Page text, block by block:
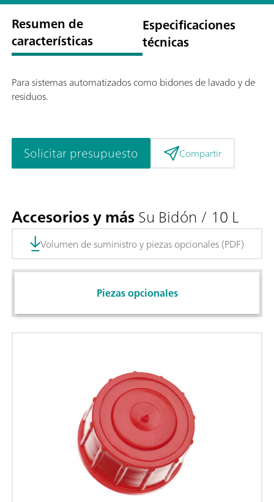
Resumen de
características
Especificaciones
técnicas
Para sistemas automatizados como bidones de lavado y de
residuos.
Solicitar presupuesto Compartir
Accesorios y másSu Bidón / 10 L
Volumen de suministro y piezas opcionales (PDF)
Piezas opcionales